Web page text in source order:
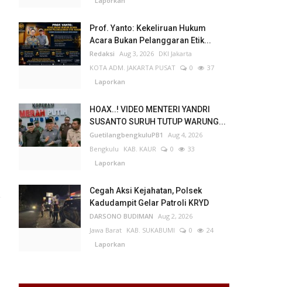
Prof. Yanto: Kekeliruan Hukum
Acara Bukan Pelanggaran Etik...
Redaksi Aug 3, 2026 DKI Jakarta
KOTA ADM. JAKARTA PUSAT
0
37
Laporkan
HOAX..! VIDEO MENTERI YANDRI
SUSANTO SURUH TUTUP WARUNG...
GuetilangbengkuluPB1
Aug 4, 2026
Bengkulu
KAB. KAUR 0
33
Laporkan
Cegah Aksi Kejahatan, Polsek
Kadudampit Gelar Patroli KRYD
DARSONO BUDIMAN Aug 2, 2026
Jawa Barat KAB. SUKABUMI 0
24
Laporkan